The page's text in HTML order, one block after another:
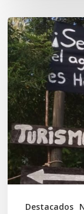
Destacados
Newen
Leufu
Ligkusra:
«el
Leufu
es
un
espacio
de
vida,